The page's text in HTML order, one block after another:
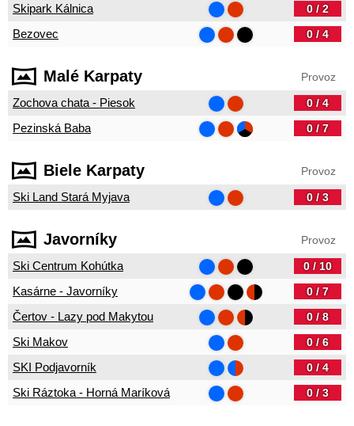
Skipark Kálnica 0 / 2
Bezovec 0 / 4
Malé Karpaty Provoz
Zochova chata - Piesok 0 / 4
Pezinská Baba 0 / 7
Biele Karpaty Provoz
Ski Land Stará Myjava 0 / 3
Javorníky Provoz
Ski Centrum Kohútka 0 / 10
Kasárne - Javorníky 0 / 7
Čertov - Lazy pod Makytou 0 / 8
Ski Makov 0 / 6
SKI Podjavorník 0 / 4
Ski Ráztoka - Horná Maríková 0 / 3